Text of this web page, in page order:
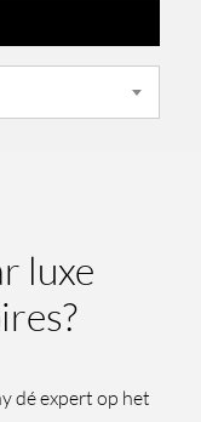
luxe
dé expert op het